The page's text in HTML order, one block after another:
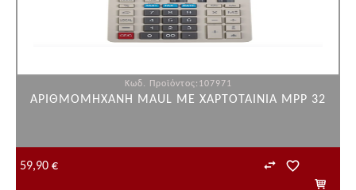
Κωδ. Προϊόντος:107971
ΑΡΙΘΜΟΜΗΧΑΝΗ MAUL ME ΧΑΡΤΟΤΑΙΝΙΑ MPP 32
59,90 €